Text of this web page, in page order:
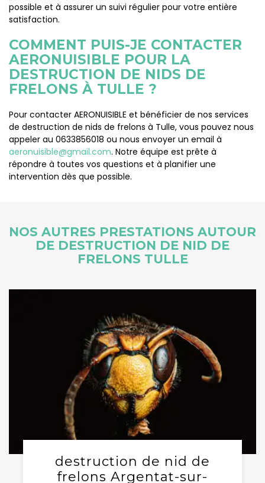
possible et à assurer un suivi régulier pour votre entière
satisfaction.
COMMENT PUIS-JE CONTACTER
AERONUISIBLE POUR LA
DESTRUCTION DE NIDS DE
FRELONS À TULLE ?
Pour contacter AERONUISIBLE et bénéficier de nos services
de destruction de nids de frelons à Tulle, vous pouvez nous
appeler au 0633856018 ou nous envoyer un email à
aeronuisible@gmail.com. Notre équipe est prête à
répondre à toutes vos questions et à planifier une
intervention dès que possible.
NOS AUTRES PRESTATIONS AUTOUR
DE DESTRUCTION DE NID DE
FRELONS TULLE
destruction de nid de
frelons Argentat-sur-